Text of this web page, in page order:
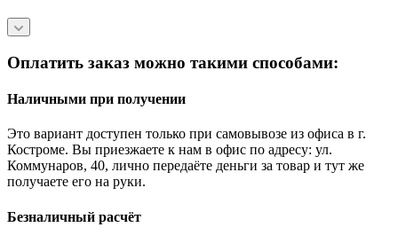
Оплатить заказ можно такими способами:
Наличными при получении
Это вариант доступен только при самовывозе из офиса в г.
Костроме. Вы приезжаете к нам в офис по адресу: ул.
Коммунаров, 40, лично передаёте деньги за товар и тут же
получаете его на руки.
Безналичный расчёт